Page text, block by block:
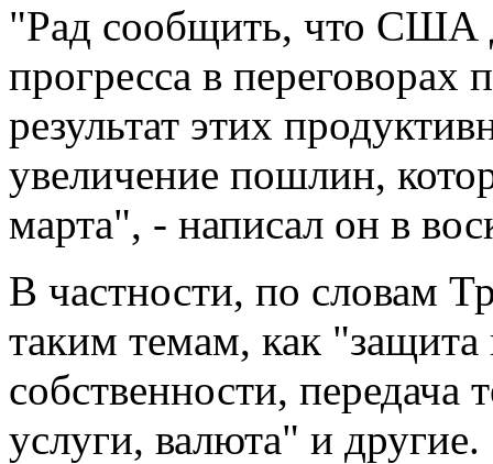
"Рад сообщить, что США
прогресса в
результат этих
увеличение пошлин,
марта", - написал он в
В частности, по словам
таким темам, как "защита
собственности, передача
услуги, валюта" и другие.